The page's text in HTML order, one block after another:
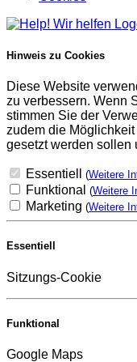
Hinweis zu Cookies
Diese Website
zu verbessern. Wenn
stimmen Sie der
zudem die
gesetzt werden sollen
Essentiell (Weitere
Funktional (Weitere
Marketing (Weitere
Essentiell
Sitzungs-Cookie
Funktional
Google Maps